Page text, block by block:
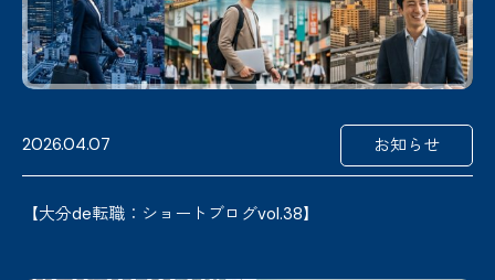
2026.04.07 お知らせ
【大分de転職：ショートブログvol.38】